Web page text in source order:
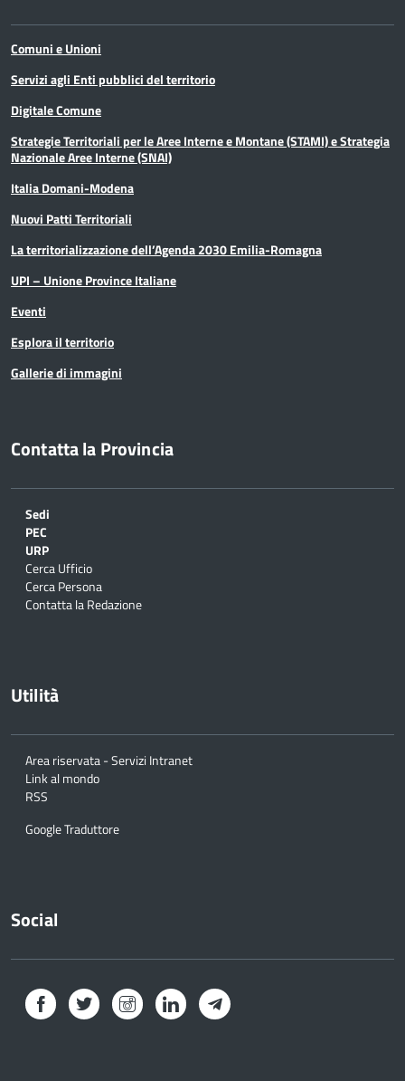
Comuni e Unioni
Servizi agli Enti pubblici del territorio
Digitale Comune
Strategie Territoriali per le Aree Interne e Montane (STAMI) e Strategia
Nazionale Aree Interne (SNAI)
Italia Domani-Modena
Nuovi Patti Territoriali
La territorializzazione dell’Agenda 2030 Emilia-Romagna
UPI – Unione Province Italiane
Eventi
Esplora il territorio
Gallerie di immagini
Contatta la Provincia
Sedi
PEC
URP
Cerca Ufficio
Cerca Persona
Contatta la Redazione
Utilità
Area riservata - Servizi Intranet
Link al mondo
RSS
Google Traduttore
Social
Facebook Twitter InstagramLinkedInTelegram